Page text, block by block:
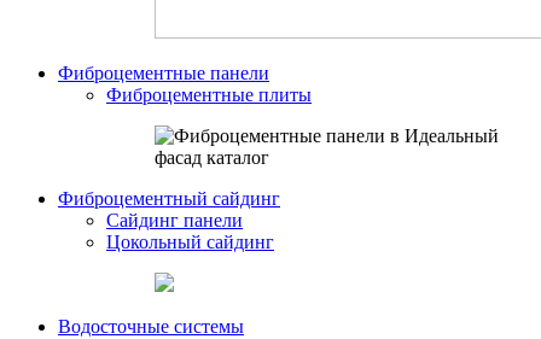
Фиброцементные панели
Фиброцементные плиты
Фиброцементный сайдинг
Сайдинг панели
Цокольный сайдинг
Водосточные системы